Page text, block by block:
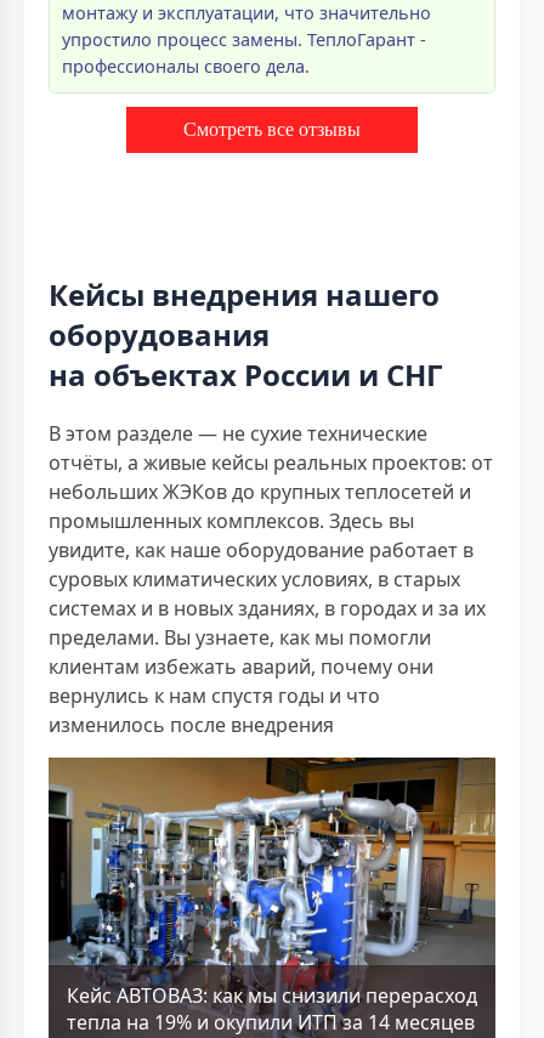
монтажу и эксплуатации, что значительно
упростило процесс замены. ТеплоГарант -
профессионалы своего дела.
Смотреть все отзывы
Кейсы внедрения нашего
оборудования
на объектах России и СНГ
В этом разделе — не сухие технические
отчёты, а живые кейсы реальных проектов: от
небольших ЖЭКов до крупных теплосетей и
промышленных комплексов. Здесь вы
увидите, как наше оборудование работает в
суровых климатических условиях, в старых
системах и в новых зданиях, в городах и за их
пределами. Вы узнаете, как мы помогли
клиентам избежать аварий, почему они
вернулись к нам спустя годы и что
изменилось после внедрения
Кейс АВТОВАЗ: как мы снизили перерасход
тепла на 19% и окупили ИТП за 14 месяцев